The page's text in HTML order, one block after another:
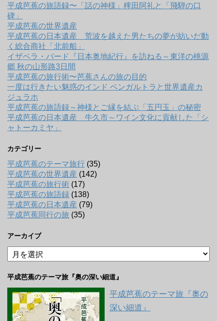
平成芭蕉の旅語録〜「話の神様」稗田阿礼と「飛騨の口
碑」
平成芭蕉の世界遺産
平成芭蕉の日本遺産 荒波を越えた男たちの夢が紡いだ動
く総合商社「北前船」
イザベラ・バード『日本奥地紀行』を訪ねる～東洋の桃源
郷 秋の山形路3日間
平成芭蕉の旅行術〜芭蕉さんの旅の目的
一度は行きたい魅惑のインド ベンガルトラと世界遺産カ
ジュラホ
平成芭蕉の旅語録～神様とご縁を結ぶ「五円玉」の秘密
平成芭蕉の日本遺産 牛久市～ワイン文化に貢献した「シ
ャトーカミヤ」
カテゴリー
平成芭蕉のテーマ旅行 (35)
平成芭蕉の世界遺産 (142)
平成芭蕉の旅行術 (17)
平成芭蕉の旅語録 (138)
平成芭蕉の日本遺産 (79)
平成芭蕉同行の旅 (35)
アーカイブ
ア
ー
イ
ブ
平成芭蕉のテーマ旅『奥の深い細道』
平成芭蕉のテーマ旅『奥の
深い細道』